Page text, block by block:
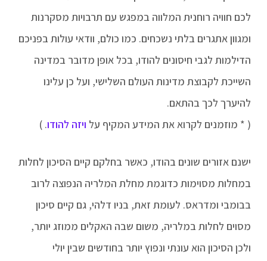
לכם חוויה רוחנית המלווה במפגש עם תרבויות מסקרנות
ומגוון אתגרים בלתי נשכחים. כמו כולם, וודאי עולות בפניכם
הדילמות לגבי חיסונים להודו, בכל אופן מדובר במדינה
השייכת לקבוצת מדינות העולם השלישי, ועל כן עלינו
להיערך לכך בהתאם.
( * מוזמנים לקרוא את המידע המקיף על ויזה להודו. )
ישנם אזורים שונים בהודו, כאשר בחלקם קיים הסיכון לחלות
במחלות מסוימות כדוגמת מחלת המלריה הנפוצה לרוב
בבומבי ומדראס. לעומת זאת, בניו דלהי, גם קיים סיכון
מסוים לחלות במלריה, משום שבה האקלים ממוזג יותר,
ולכן הסיכון הוא עונתי ונפוץ יותר בחודשים שבין יולי